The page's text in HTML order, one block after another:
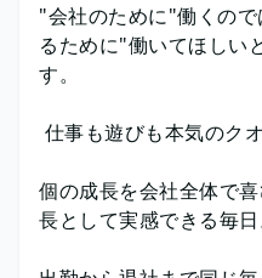
"会社のために"働くの
るために"働いてほしい
す。
仕事も遊びも本気のクオ
個の成長を会社全体で
長として実感できる毎日